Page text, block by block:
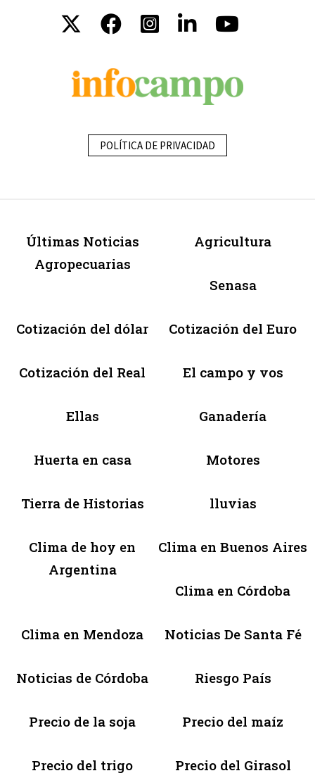
POLÍTICA DE PRIVACIDAD
Últimas Noticias
Agropecuarias
Agricultura
Senasa
Cotización del dólar Cotización del Euro
Cotización del Real El campo y vos
Ellas Ganadería
Huerta en casa Motores
Tierra de Historias lluvias
Clima de hoy en
Argentina
Clima en Buenos Aires
Clima en Córdoba
Clima en Mendoza Noticias De Santa Fé
Noticias de Córdoba Riesgo País
Precio de la soja Precio del maíz
Precio del trigo Precio del Girasol